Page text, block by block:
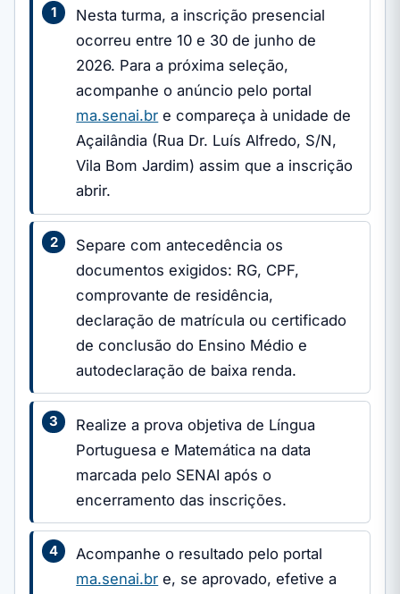
Nesta turma, a inscrição presencial
ocorreu entre 10 e 30 de junho de
2026. Para a próxima seleção,
acompanhe o anúncio pelo portal
ma.senai.br e compareça à unidade de
Açailândia (Rua Dr. Luís Alfredo, S/N,
Vila Bom Jardim) assim que a inscrição
abrir.
Separe com antecedência os
documentos exigidos: RG, CPF,
comprovante de residência,
declaração de matrícula ou certificado
de conclusão do Ensino Médio e
autodeclaração de baixa renda.
Realize a prova objetiva de Língua
Portuguesa e Matemática na data
marcada pelo SENAI após o
encerramento das inscrições.
Acompanhe o resultado pelo portal
ma.senai.br e, se aprovado, efetive a